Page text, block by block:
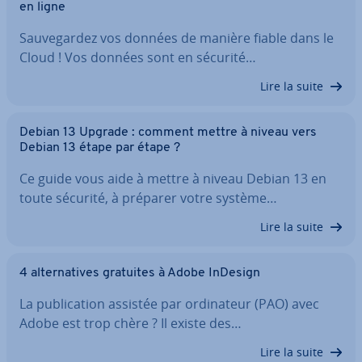
en ligne
Sau­ve­gar­dez vos données de manière fiable dans le
Cloud ! Vos données sont en sécurité…
Lire la suite
Debian 13 Upgrade : comment mettre à niveau vers
Debian 13 étape par étape ?
Ce guide vous aide à mettre à niveau Debian 13 en
toute sécurité, à préparer votre système…
Lire la suite
4 al­ter­na­tives gratuites à Adobe InDesign
La pu­bli­ca­tion assistée par or­di­na­teur (PAO) avec
Adobe est trop chère ? Il existe des…
Lire la suite